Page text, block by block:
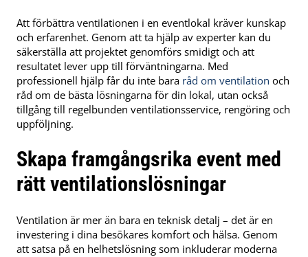
Att förbättra ventilationen i en eventlokal kräver kunskap
och erfarenhet. Genom att ta hjälp av experter kan du
säkerställa att projektet genomförs smidigt och att
resultatet lever upp till förväntningarna. Med
professionell hjälp får du inte bara råd om ventilation och
råd om de bästa lösningarna för din lokal, utan också
tillgång till regelbunden ventilationsservice, rengöring och
uppföljning.
Skapa framgångsrika event med
rätt ventilationslösningar
Ventilation är mer än bara en teknisk detalj – det är en
investering i dina besökares komfort och hälsa. Genom
att satsa på en helhetslösning som inkluderar moderna